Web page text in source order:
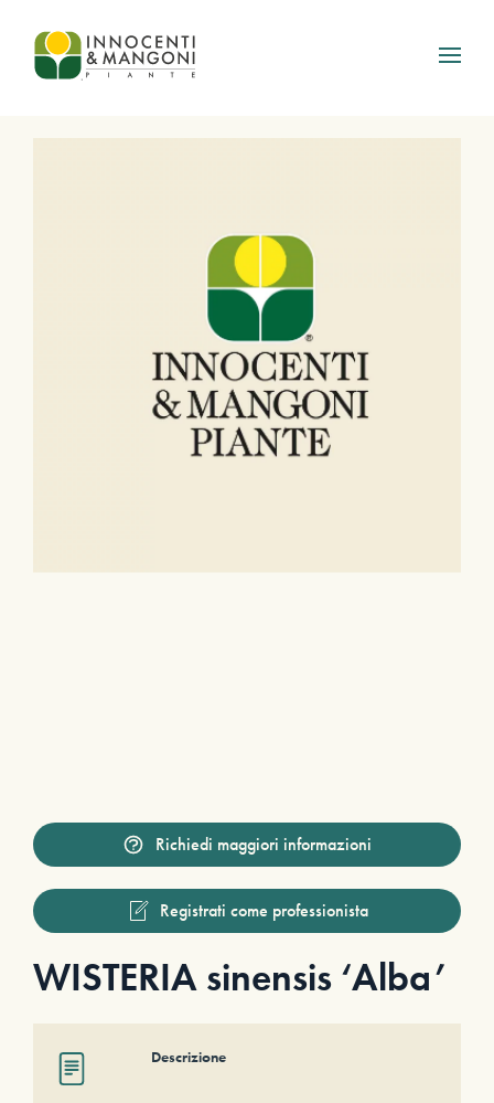
Skip to main content
Richiedi maggiori informazioni
Registrati come professionista
WISTERIA sinensis ‘Alba’
Descrizione